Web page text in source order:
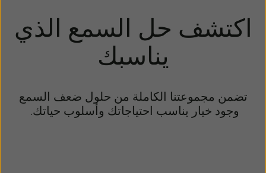
اكتشف حل السمع الذي
يناسبك
تضمن مجموعتنا الكاملة من حلول ضعف السمع
وجود خيار يناسب احتياجاتك وأسلوب حياتك.